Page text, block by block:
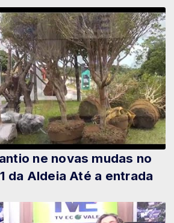
ne novas mudas no
da Aldeia Até a entrada